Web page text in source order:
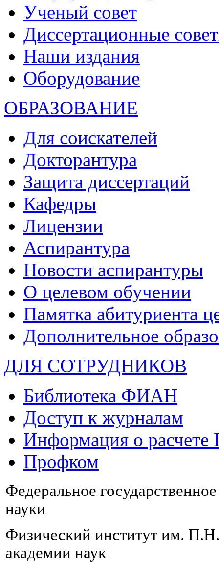
Ученый совет
Диссертационные
Наши издания
Оборудование
ОБРАЗОВАНИЕ
Для соискателей
Докторантура
Защита диссертаций
Кафедры
Лицензии
Аспирантура
Новости аспирантуры
О целевом обучении
Памятка абитуриента
Дополнительное
ДЛЯ СОТРУДНИКОВ
Библиотека ФИАН
Доступ к журналам
Информация о
Профком
Федеральное
науки
Физический институт им.
академии наук